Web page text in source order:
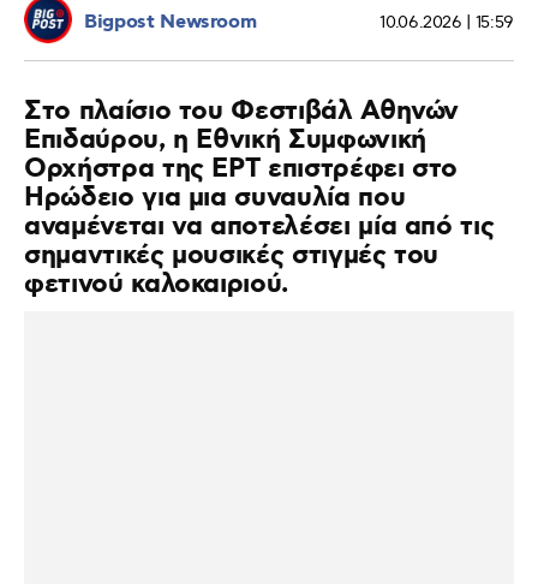
Bigpost Newsroom 10.06.2026 | 15:59
Στο πλαίσιο του Φεστιβάλ Αθηνών
Επιδαύρου, η Εθνική Συμφωνική
Ορχήστρα της ΕΡΤ επιστρέφει στο
Ηρώδειο για μια συναυλία που
αναμένεται να αποτελέσει μία από τις
σημαντικές μουσικές στιγμές του
φετινού καλοκαιριού.